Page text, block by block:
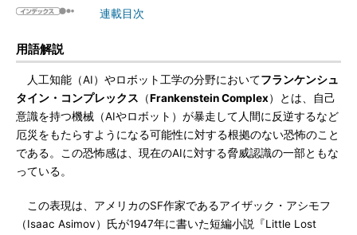
連載目次
用語解説
人工知能（AI）やロボット工学の分野においてフランケンシュ
タイン・コンプレックス （Frankenstein Complex）とは、自己
意識を持つ機械（AIやロボット）が暴走して人間に反逆するなど
厄災をもたらすようになる可能性に対する根拠のない恐怖のこと
である。この恐怖感は、現在のAIに対する脅威認識の一部ともな
っている。
この表現は、アメリカのSF作家であるアイザック・アシモフ
（Isaac Asimov）氏が1947年に書いた短編小説『Little Lost